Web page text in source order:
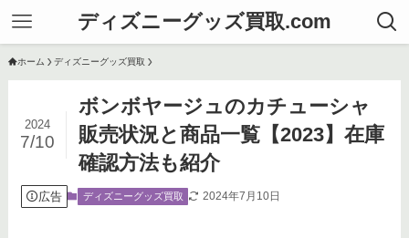
ディズニーグッズ買取.com
ホーム ディズニーグッズ買取
ボンボヤージュのカチューシャ
販売状況と商品一覧【2023】在庫
確認方法も紹介
2024
7/10
広告 ディズニーグッズ買取 2024年7月10日